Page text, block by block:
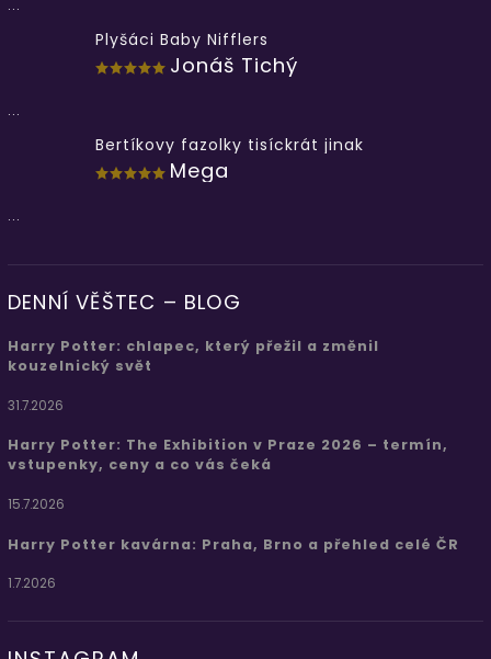
...
Plyšáci Baby Nifflers
Jonáš Tichý
...
Bertíkovy fazolky tisíckrát jinak
Mega
...
DENNÍ VĚŠTEC – BLOG
Harry Potter: chlapec, který přežil a změnil
kouzelnický svět
31.7.2026
Harry Potter: The Exhibition v Praze 2026 – termín,
vstupenky, ceny a co vás čeká
15.7.2026
Harry Potter kavárna: Praha, Brno a přehled celé ČR
1.7.2026